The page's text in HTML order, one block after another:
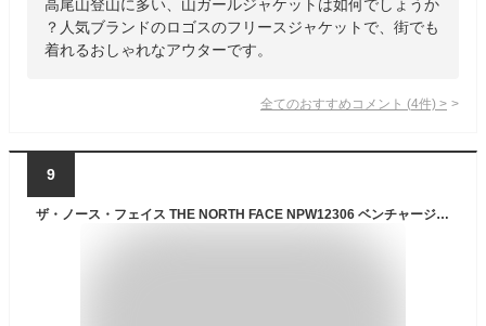
高尾山登山に多い、山ガールジャケットは如何でしょうか
？人気ブランドのロゴスのフリースジャケットで、街でも
着れるおしゃれなアウターです。
全てのおすすめコメント (4件) >
9
ザ・ノース・フェイス THE NORTH FACE NPW12306 ベンチャージャケット レディース VENTURE JACKET ウインドブレーカー マウンテンパーカー アウトドア アウター ウィメンズ 女性 防水 撥水 防風 軽量 6カラー 国内正規 20%OFF セール